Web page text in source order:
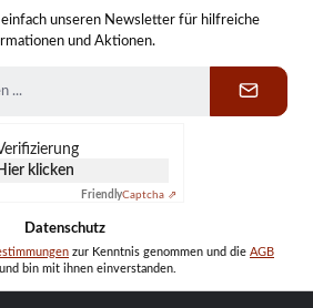
unseren Newsletter für hilfreiche
und Aktionen.
klicken
FriendlyCaptcha ⇗
Datenschutz
zur Kenntnis genommen und die AGB
bin mit ihnen einverstanden.